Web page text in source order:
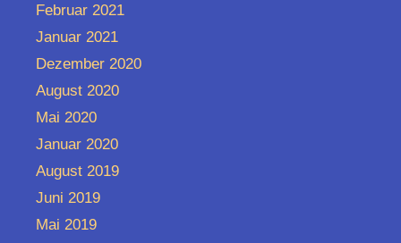
Februar 2021
Januar 2021
Dezember 2020
August 2020
Mai 2020
Januar 2020
August 2019
Juni 2019
Mai 2019